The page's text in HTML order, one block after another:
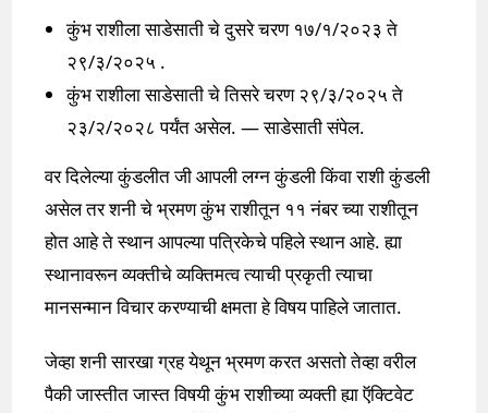
कुंभ राशीला साडेसाती चे दुसरे चरण १७/१/२०२३ ते
२९/३/२०२५ .
कुंभ राशीला साडेसाती चे तिसरे चरण २९/३/२०२५ ते
२३/२/२०२८ पर्यंत असेल. — साडेसाती संपेल.
वर दिलेल्या कुंडलीत जी आपली लग्न कुंडली किंवा राशी कुंडली
असेल तर शनी चे भ्रमण कुंभ राशीतून ११ नंबर च्या राशीतून
होत आहे ते स्थान आपल्या पत्रिकेचे पहिले स्थान आहे. ह्या
स्थानावरून व्यक्तीचे व्यक्तिमत्व त्याची प्रकृती त्याचा
मानसन्मान विचार करण्याची क्षमता हे विषय पाहिले जातात.
जेव्हा शनी सारखा ग्रह येथून भ्रमण करत असतो तेव्हा वरील
पैकी जास्तीत जास्त विषयी कुंभ राशीच्या व्यक्ती ह्या ऍक्टिवेट